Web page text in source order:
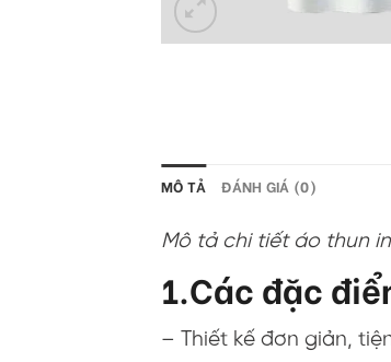
MÔ TẢ ĐÁNH GIÁ (0)
Mô tả chi tiết áo thun
1.Các đặc
– Thiết kế đơn giản,